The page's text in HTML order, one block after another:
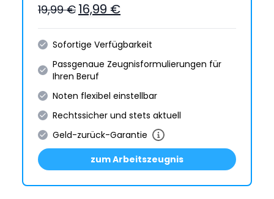
19,99 € 16,99 €
Sofortige Verfügbarkeit
Passgenaue Zeugnis­formulie­rungen für
Ihren Beruf
Noten flexibel einstellbar
Rechtssicher und stets aktuell
Geld-zurück-Garantie
zum Arbeitszeugnis